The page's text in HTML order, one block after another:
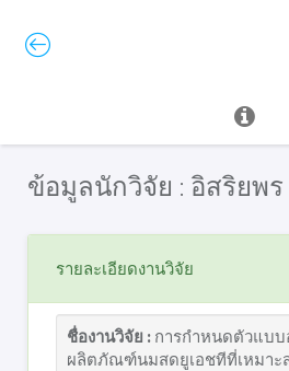
ข้อมูลนักวิจัย : อิสริยพ
รายละเอียดงานวิจัย
ชื่องานวิจัย : การกำหนดตัวแบ
ผลิตภัณฑ์นมสดยูเอชทีที่เหมาะ